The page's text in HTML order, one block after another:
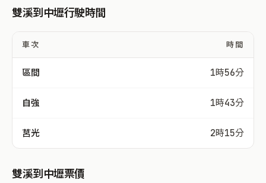
雙溪到中壢行駛時間
車次 時間
區間 1時56分
自強 1時43分
莒光 2時15分
雙溪到中壢票價